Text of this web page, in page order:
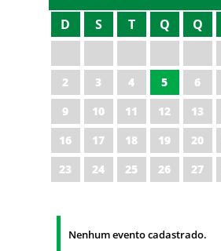
D S T Q Q
2
3 4 5 6
9
10 11 12 13
16
17 18 19 20
23
24 25 26 27
Nenhum evento cadastrado.